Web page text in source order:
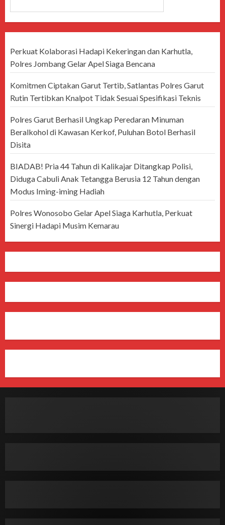
Perkuat Kolaborasi Hadapi Kekeringan dan Karhutla,
Polres Jombang Gelar Apel Siaga Bencana
Komitmen Ciptakan Garut Tertib, Satlantas Polres Garut
Rutin Tertibkan Knalpot Tidak Sesuai Spesifikasi Teknis
Polres Garut Berhasil Ungkap Peredaran Minuman
Beralkohol di Kawasan Kerkof, Puluhan Botol Berhasil
Disita
BIADAB! Pria 44 Tahun di Kalikajar Ditangkap Polisi,
Diduga Cabuli Anak Tetangga Berusia 12 Tahun dengan
Modus Iming-iming Hadiah
Polres Wonosobo Gelar Apel Siaga Karhutla, Perkuat
Sinergi Hadapi Musim Kemarau